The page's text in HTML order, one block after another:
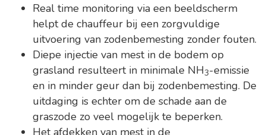
Real time monitoring via een beeldscherm
helpt de chauffeur bij een zorgvuldige
uitvoering van zodenbemesting zonder fouten.
Diepe injectie van mest in de bodem op
grasland resulteert in minimale NH3-emissie
en in minder geur dan bij zodenbemesting. De
uitdaging is echter om de schade aan de
graszode zo veel mogelijk te beperken.
Het afdekken van mest in de